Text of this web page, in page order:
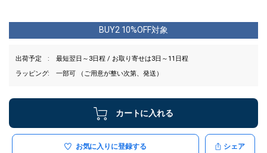
BUY2 10%OFF対象
出荷予定
最短翌日～3日程 / お取り寄せは3日～11日程
ラッピング
一部可 （ご用意が整い次第、発送）
カートに入れる
お気に入りに登録する シェア